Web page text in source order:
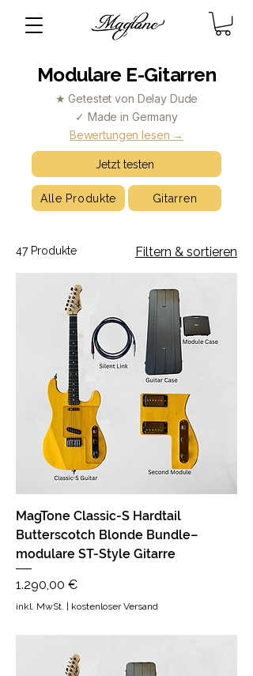
Modulare E-Gitarren
★ Getestet von Delay Dude
✓ Made in Germany
Bewertungen lesen →
Jetzt testen
Alle Produkte Gitarren
47 Produkte Filtern & sortieren
MagTone Classic-S Hardtail
Butterscotch Blonde Bundle–
modulare ST-Style Gitarre
Preis
1.290,00 €
inkl. MwSt. kostenloser Versand